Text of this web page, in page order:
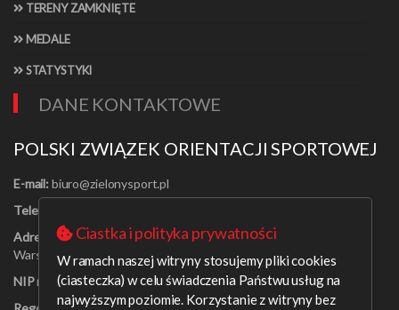
TERENY ZAMKNIĘTE
MEDALE
STATYSTYKI
DANE KONTAKTOWE
POLSKI ZWIĄZEK ORIENTACJI SPORTOWEJ
E-mail:
Telefon:
Adres:
Al. Jerozolimskie 30/21
Warszawa 00-024
NIP nr:
526-16-67-131
Ciastka i polityka prywatności
W ramach naszej witryny stosujemy pliki cookies
(ciasteczka) w celu świadczenia Państwu usług na
najwyższym poziomie. Korzystanie z witryny bez